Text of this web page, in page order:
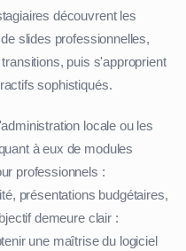
découvrent les
slides professionnelles,
puis s'approprient
sophistiqués.
locale ou les
à eux de modules
professionnels :
présentations budgétaires,
demeure clair :
une maîtrise du logiciel